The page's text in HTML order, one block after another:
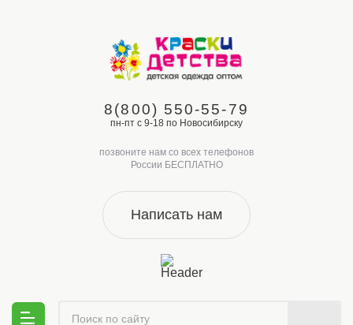
8(800) 550-55-79
пн-пт с 9-18 по Новосибирску
позвоните нам со всех телефонов
России БЕСПЛАТНО
Написать нам